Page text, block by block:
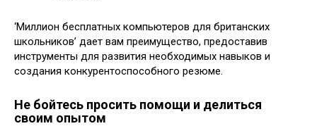
‘Миллион бесплатных компьютеров для британских
школьников’ дает вам преимущество, предоставив
инструменты для развития необходимых навыков и
создания конкурентоспособного резюме.
Не бойтесь просить помощи и делиться
своим опытом